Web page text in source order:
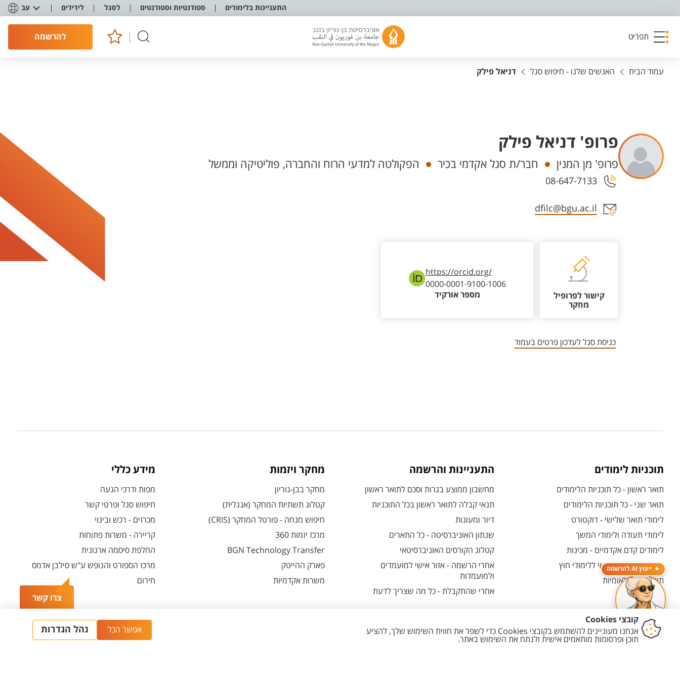
התעניינות בלימודים סטודנטיות וסטודנטים לסגל לידידים עב
תפריט להרשמה
צרו קשר
ייעוץ AI להרשמה
עמוד הבית האנשים שלנו - חיפוש סגל דניאל פילק
פרופ' דניאל פילק
יחידות
פרופ' מן המנין חבר/ת סגל אקדמי בכיר הפקולטה למדעי הרוח והחברה, פוליטיקה וממשל
08-647-7133
אזור צור קשר עם איש הסגל
dfilc@bgu.ac.il
קישור לפרופיל
מחקר
https://orcid.org/
0000-0001-9100-1006
מספר אורקיד
כניסת סגל לעדכון פרטים בעמוד
תוכניות לימודים
תואר ראשון - כל תוכניות הלימודים
תואר שני - כל תוכניות הלימודים
לימודי תואר שלישי - דוקטורט
לימודי תעודה ולימודי המשך
לימודים קדם אקדמיים - מכינות
המרכז האוניברסיטאי ללימודי חוץ
תוכניות בין-לאומיות
התעניינות והרשמה
מחשבון ממוצע בגרות וסכם לתואר ראשון
תנאי קבלה לתואר ראשון בכל התוכניות
דיור ומעונות
שנתון האוניברסיטה - כל התארים
קטלוג הקורסים האוניברסיטאי
אחרי הרשמה - אזור אישי למועמדים
ולמועמדות
אחרי שהתקבלת - כל מה שצריך לדעת
מחקר ויזמות
מחקר בבן-גוריון
קטלוג תשתיות המחקר (אנגלית)
חיפוש מנחה - פורטל המחקר (CRIS)
מרכז יזמות 360
BGN Technology Transfer
פארק ההייטק
משרות אקדמיות
מידע כללי
מפות ודרכי הגעה
חיפוש סגל ופרטי קשר
מכרזים - רכש ובינוי
קריירה - משרות פתוחות
החלפת סיסמה ארגונית
מרכז הספורט והנופש ע"ש סילבן אדמס
חירום